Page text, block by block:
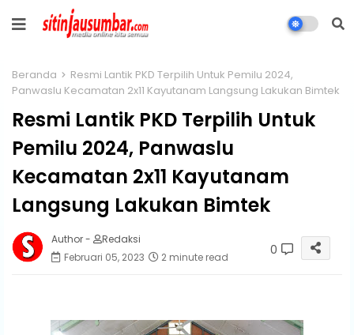
Beranda
Resmi Lantik PKD Terpilih Untuk Pemilu 2024,
Panwaslu Kecamatan 2x11 Kayutanam Langsung Lakukan Bimtek
Resmi Lantik PKD Terpilih Untuk
Pemilu 2024, Panwaslu
Kecamatan 2x11 Kayutanam
Langsung Lakukan Bimtek
Author -
Redaksi
Februari 05, 2023
2 minute read 0